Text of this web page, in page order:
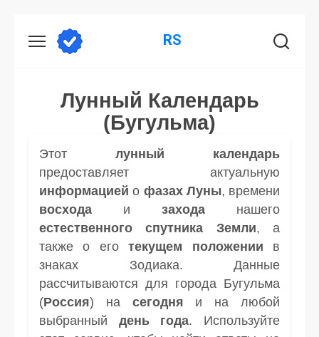
RS
Лунный Календарь
(Бугульма)
Этот лунный календарь
предоставляет актуальную
информацией о фазах Луны, времени
восхода и захода нашего
естественного спутника
Земли, а
также о еготекущем положении в
знаках Зодиака. Данные
рассчитываются для города Бугульма
(Россия) на сегодня и на любой
выбранный день года. Используйте